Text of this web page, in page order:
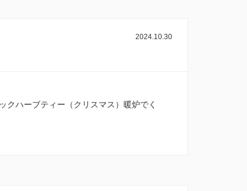
2024.10.30
ハーブティー（クリスマス）暖炉でく